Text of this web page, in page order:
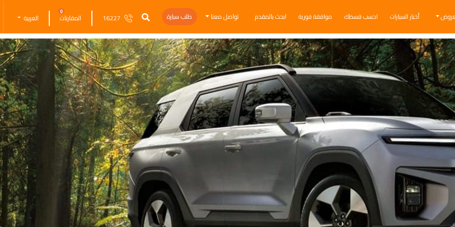
أخبار السيارات احسب قسطك موافقة فورية ابحث بالمقدم تواصل معنا طلب سيارة 16227 المقارنات
0
العربية